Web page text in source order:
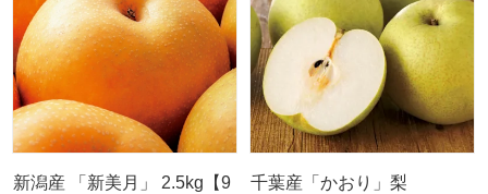
新潟産 「新美月」 2.5kg【9
千葉産「かおり」梨